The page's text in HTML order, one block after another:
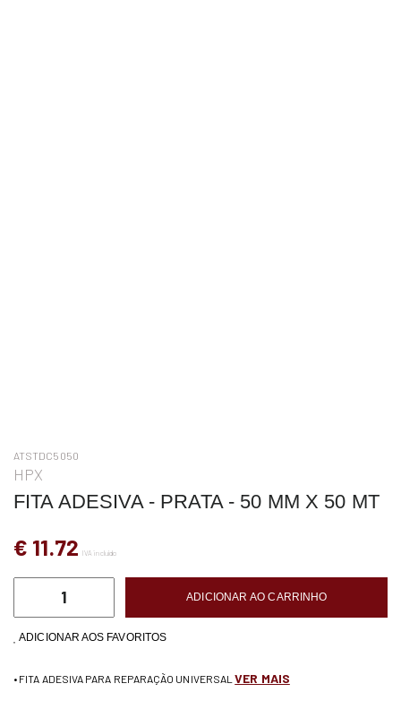
ATSTDC5050
HPX
FITA ADESIVA - PRATA - 50 MM X 50 MT
€ 11.72 IVA incluído
ADICIONAR AO CARRINHO
ADICIONAR AOS FAVORITOS
• FITA ADESIVA PARA REPARAÇÃO UNIVERSALVER MAIS